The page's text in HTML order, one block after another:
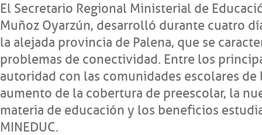
El Secretario Regional Ministerial de
Muñoz Oyarzún, desarrolló durante cuatro
la alejada provincia de Palena, que se
problemas de conectividad. Entre los
autoridad con las comunidades escolares
aumento de la cobertura de preescolar, la
materia de educación y los beneficios
MINEDUC.